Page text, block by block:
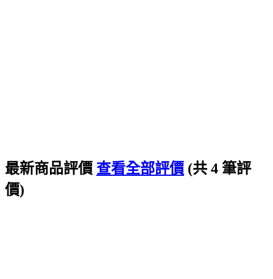
最新商品評價 查看全部評價 (共 4 筆評
價)